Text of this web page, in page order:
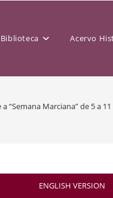
Biblioteca Acervo
“Semana Marciana” de 5 a
ENGLISH VERSION